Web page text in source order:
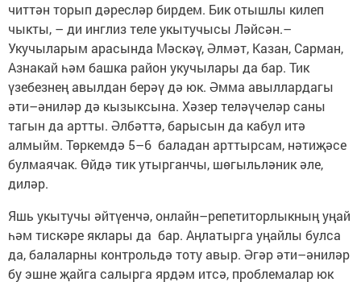
читтән торып дәресләр бирдем. Бик отышлы килеп
чыкты, – ди инглиз теле укытучысы Ләйсән.–
Укучыларым арасында Мәскәү, Әлмәт, Казан, Сарман,
Азнакай һәм башка район укучылары да бар. Тик
үзебезнең авылдан берәү дә юк. Әмма авыллардагы
әти–әниләр дә кызыксына. Хәзер теләүчеләр саны
тагын да артты. Әлбәттә, барысын да кабул итә
алмыйм. Төркемдә 5–6 баладан арттырсам, нәтиҗәсе
булмаячак. Өйдә тик утырганчы, шөгыльләник әле,
диләр.
Яшь укытучы әйтүенчә, онлайн–репетиторлыкның уңай
һәм тискәре яклары да бар. Аңлатырга уңайлы булса
да, балаларны контрольдә тоту авыр. Әгәр әти–әниләр
бу эшне җайга салырга ярдәм итсә, проблемалар юк